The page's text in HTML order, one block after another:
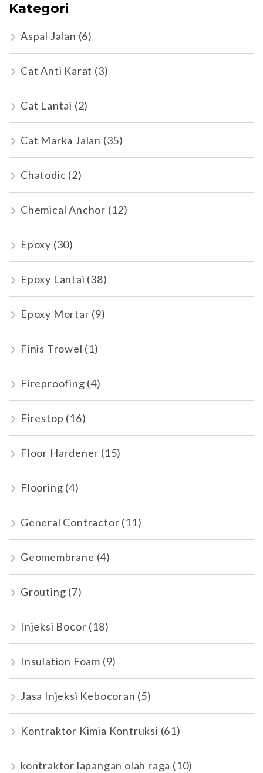
Kategori
Aspal Jalan (6)
Cat Anti Karat (3)
Cat Lantai (2)
Cat Marka Jalan (35)
Chatodic (2)
Chemical Anchor (12)
Epoxy (30)
Epoxy Lantai (38)
Epoxy Mortar (9)
Finis Trowel (1)
Fireproofing (4)
Firestop (16)
Floor Hardener (15)
Flooring (4)
General Contractor (11)
Geomembrane (4)
Grouting (7)
Injeksi Bocor (18)
Insulation Foam (9)
Jasa Injeksi Kebocoran (5)
Kontraktor Kimia Kontruksi (61)
kontraktor lapangan olah raga (10)